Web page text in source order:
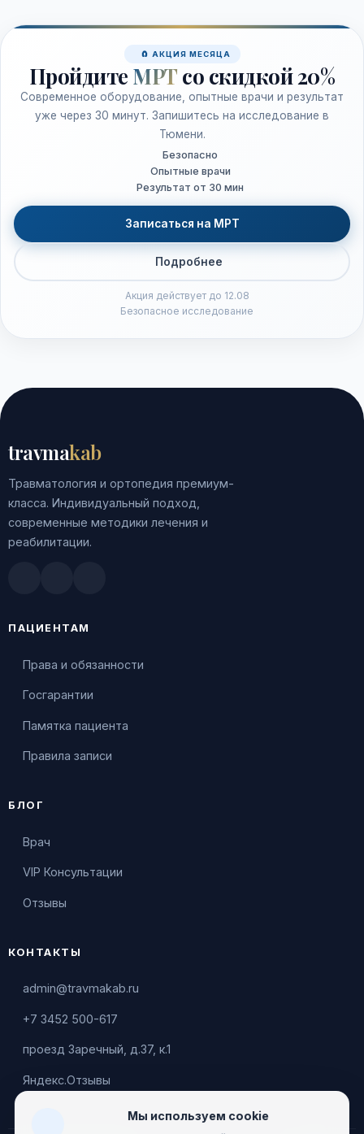
🧲 АКЦИЯ МЕСЯЦА
Пройдите МРТ со скидкой 20%
Современное оборудование, опытные врачи и результат
уже через 30 минут. Запишитесь на исследование в
Тюмени.
Безопасно
Опытные врачи
Результат от 30 мин
Записаться на МРТ
Подробнее
Акция действует до 12.08
Безопасное исследование
travmakab
Травматология и ортопедия премиум-
класса. Индивидуальный подход,
современные методики лечения и
реабилитации.
ПАЦИЕНТАМ
Права и обязанности
Госгарантии
Памятка пациента
Правила записи
БЛОГ
Врач
VIP Консультации
Отзывы
КОНТАКТЫ
admin@travmakab.ru
+7 3452 500-617
проезд Заречный, д.37, к.1
Яндекс.Отзывы
Мы используем cookie